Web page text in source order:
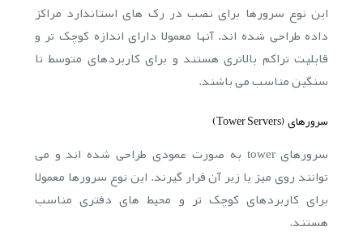
این نوع سرورها برای نصب در رک های استاندارد مراکز
داده طراحی شده اند. آنها معمولا دارای اندازه کوچک تر و
قابلیت تراکم بالاتری هستند و برای کاربردهای متوسط تا
سنگین مناسب می باشند.
سرورهای (Tower Servers)
سرورهای tower به صورت عمودی طراحی شده اند و می
توانند روی میز یا زیر آن قرار گیرند. این نوع سرورها معمولا
برای کاربردهای کوچک تر و محیط های دفتری مناسب
هستند.